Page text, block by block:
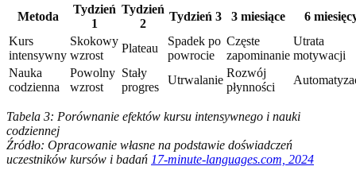
Metoda
Tydzień
1
Tydzień
2
Tydzień 3 3 miesiące
6
Kurs
intensywny
Skokowy
wzrost
Plateau
Spadek po
powrocie
Częste
zapominanie
Utrata
motywacji
Nauka
codzienna
Powolny
wzrost
Stały
progres
Utrwalanie
Rozwój
płynności
Tabela 3: Porównanie efektów kursu intensywnego i nauki
codziennej
Źródło: Opracowanie własne na podstawie doświadczeń
uczestników kursów i badań 17-minute-languages.com, 2024